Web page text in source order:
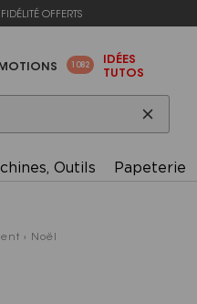
OFFERTS
1082
IDÉES
TUTOS
Outils Papeterie
› Noël